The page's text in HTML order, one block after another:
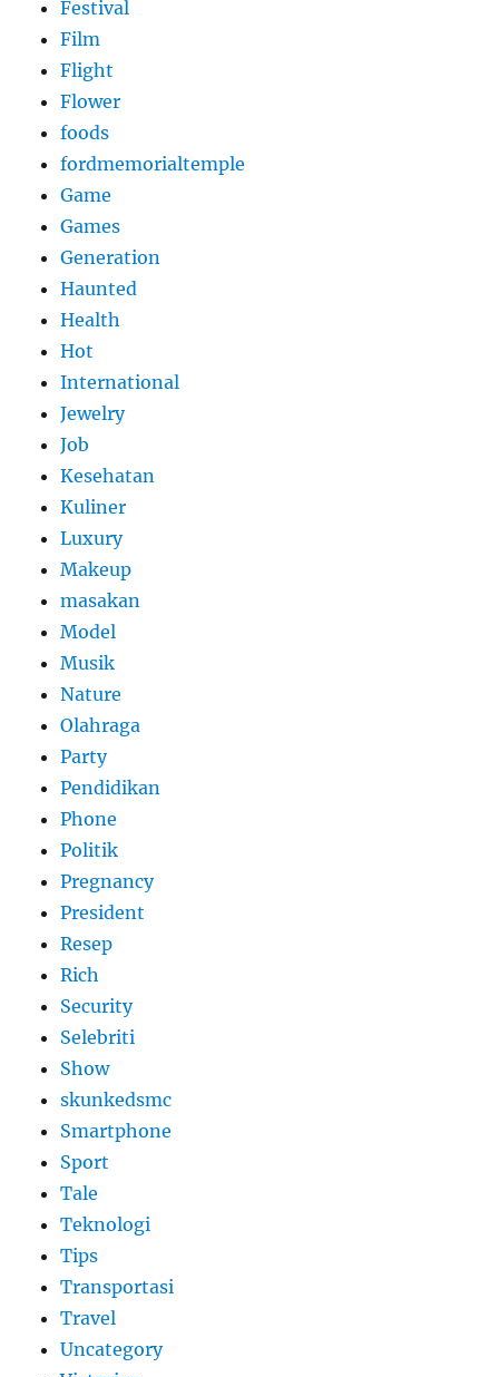
Festival
Film
Flight
Flower
foods
fordmemorialtemple
Game
Games
Generation
Haunted
Health
Hot
International
Jewelry
Job
Kesehatan
Kuliner
Luxury
Makeup
masakan
Model
Musik
Nature
Olahraga
Party
Pendidikan
Phone
Politik
Pregnancy
President
Resep
Rich
Security
Selebriti
Show
skunkedsmc
Smartphone
Sport
Tale
Teknologi
Tips
Transportasi
Travel
Uncategory